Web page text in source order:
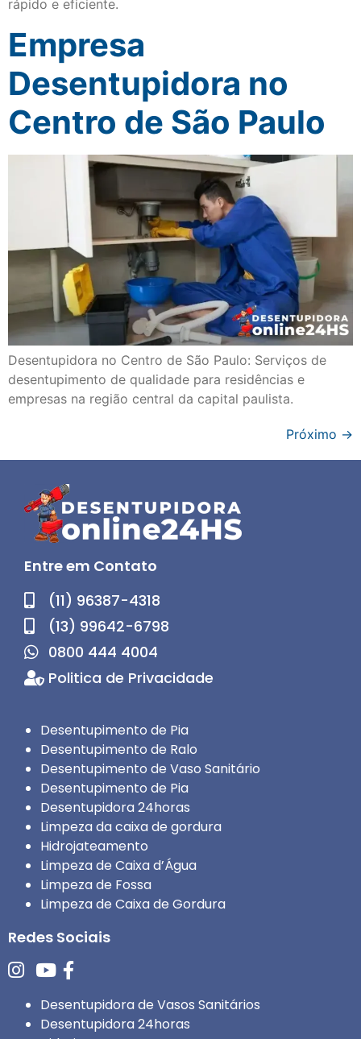
rápido e eficiente.
Empresa
Desentupidora no
Centro de São Paulo
Desentupidora no Centro de São Paulo: Serviços de
desentupimento de qualidade para residências e
empresas na região central da capital paulista.
Próximo →
Entre em Contato
(11) 96387-4318
(13) 99642-6798
0800 444 4004
Politica de Privacidade
Desentupimento de Pia
Desentupimento de Ralo
Desentupimento de Vaso Sanitário
Desentupimento de Pia
Desentupidora 24horas
Limpeza da caixa de gordura
Hidrojateamento
Limpeza de Caixa d’Água
Limpeza de Fossa
Limpeza de Caixa de Gordura
Redes Sociais
Desentupidora de Vasos Sanitários
Desentupidora 24horas